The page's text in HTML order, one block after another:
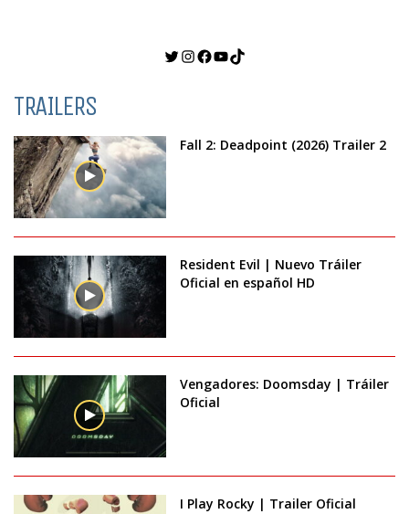
Twitter
Instagram
Facebook
YouTube
TikTok
TRAILERS
Fall 2: Deadpoint (2026) Trailer 2
Resident Evil | Nuevo Tráiler
Oficial en español HD
Vengadores: Doomsday | Tráiler
Oficial
I Play Rocky | Trailer Oficial